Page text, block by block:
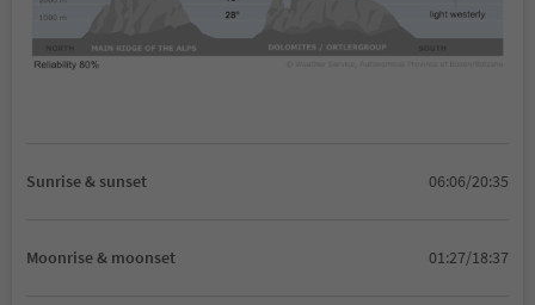
Sunrise & sunset 06:06/20:35
Moonrise & moonset 01:27/18:37